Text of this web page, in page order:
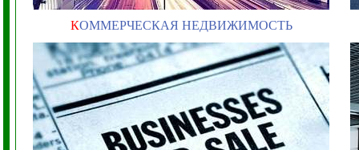
КОММЕРЧЕСКАЯ НЕДВИЖИМОСТЬ